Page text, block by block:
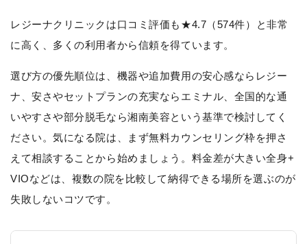
レジーナクリニックは口コミ評価も★4.7（574件）と非常
に高く、多くの利用者から信頼を得ています。
選び方の優先順位は、機器や追加費用の安心感ならレジー
ナ、安さやセットプランの充実ならエミナル、全国的な通
いやすさや部分脱毛なら湘南美容という基準で検討してく
ださい。気になる院は、まず無料カウンセリング枠を押さ
えて相談することから始めましょう。料金差が大きい全身+
VIOなどは、複数の院を比較して納得できる場所を選ぶのが
失敗しないコツです。